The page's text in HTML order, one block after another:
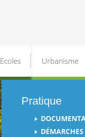
Ecoles Urbanisme
Pratique